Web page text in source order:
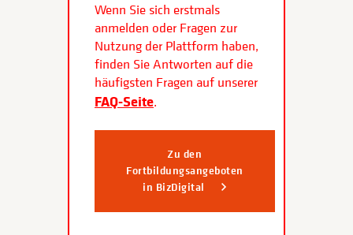
Wenn Sie sich erstmals
anmelden oder Fragen zur
Nutzung der Plattform haben,
finden Sie Antworten auf die
häufigsten Fragen auf unserer
FAQ-Seite.
Zu den
Fortbildungsangeboten
in BizDigital